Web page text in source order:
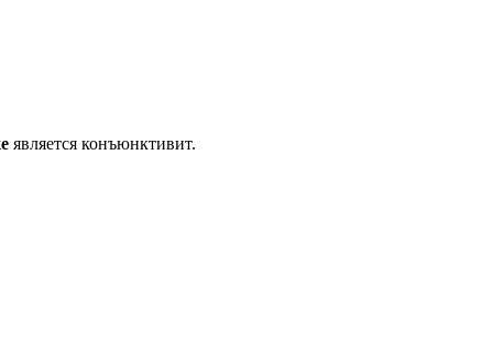
является конъюнктивит.